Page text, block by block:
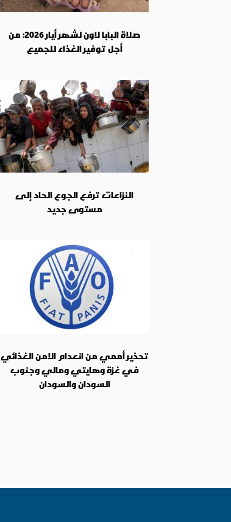
صلاة البابا لاون لشهر أيار 2026: من
أجل توفير الغذاء للجميع
النزاعات ترفع الجوع الحاد إلى
مستوى جديد
تحذير أممي من انعدام الامن الغذائي
في غزة وهايتي ومالي وجنوب
السودان والسودان